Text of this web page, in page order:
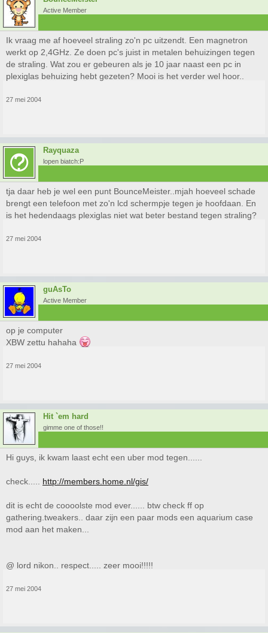
Active Member
Ik vraag me af hoeveel straling zo'n pc uitzendt. Een magnetron
werkt op 2,4GHz. Ze doen pc's juist in metalen behuizingen tegen
de straling. Wat zou er gebeuren als je 10 jaar naast een pc in
plexiglas behuizing hebt gezeten? Mooi is het verder wel hoor..
27 mei 2004
Rayquaza
lopen biatch:P
tja daar heb je wel een punt BounceMeister..mjah hoeveel schade
brengt een telefoon met zo'n lcd schermpje tegen je hoofdaan. En
is het hedendaags plexiglas niet wat beter bestand tegen straling?
27 mei 2004
guAsTo
Active Member
op je computer
XBW zettu hahaha
27 mei 2004
Hit `em hard
gimme one of those!!
Hi guys, ik kwam laast echt een uber mod tegen......
check..... http://members.home.nl/gis/
dit is echt de coooolste mod ever...... btw check ff op
gathering.tweakers.. daar zijn een paar mods een aquarium case
mod aan het maken...
@ lord nikon.. respect..... zeer mooi!!!!!
27 mei 2004